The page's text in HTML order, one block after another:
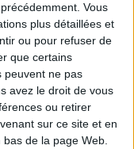
Vous
plus détaillées et
ou pour refuser de
que certains
peuvent ne pas
avez le droit de vous
ou retirer
sur ce site et en
de la page Web.
TO SLATHER ON